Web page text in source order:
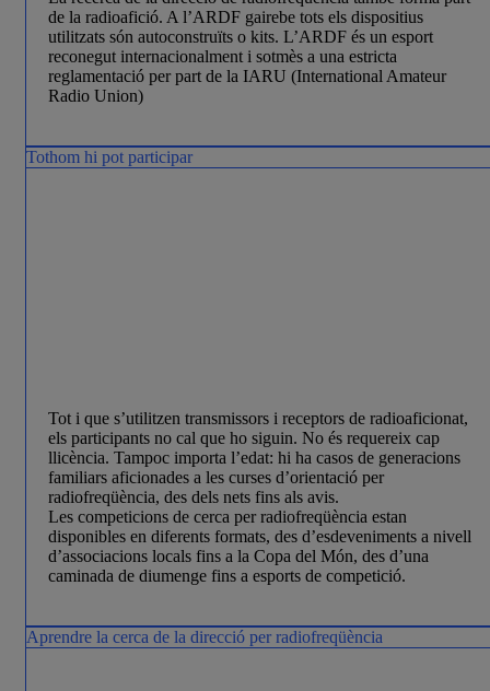
de la radioafició. A l’ARDF gairebe tots els dispositius
utilitzats són autoconstruïts o kits. L’ARDF és un esport
reconegut internacionalment i sotmès a una estricta
reglamentació per part de la IARU (International Amateur
Radio Union)
Tothom hi pot participar
Tot i que s’utilitzen transmissors i receptors de radioaficionat,
els participants no cal que ho siguin. No és requereix cap
llicència. Tampoc importa l’edat: hi ha casos de generacions
familiars aficionades a les curses d’orientació per
radiofreqüència, des dels nets fins als avis.
Les competicions de cerca per radiofreqüència estan
disponibles en diferents formats, des d’esdeveniments a nivell
d’associacions locals fins a la Copa del Món, des d’una
caminada de diumenge fins a esports de competició.
Aprendre la cerca de la direcció per radiofreqüència